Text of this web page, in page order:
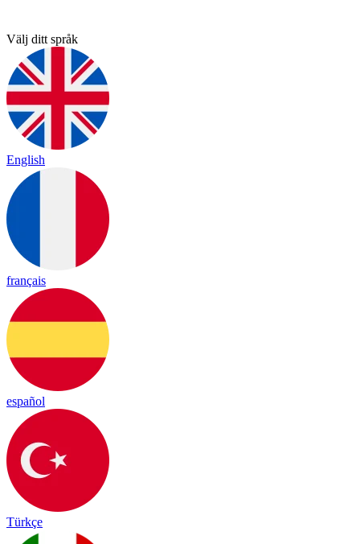
Välj ditt språk
English
français
español
Türkçe